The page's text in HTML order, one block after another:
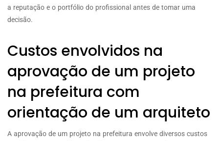
a reputação e o portfólio do profissional antes de tomar uma
decisão.
Custos envolvidos na
aprovação de um projeto
na prefeitura com
orientação de um arquiteto
A aprovação de um projeto na prefeitura envolve diversos custos